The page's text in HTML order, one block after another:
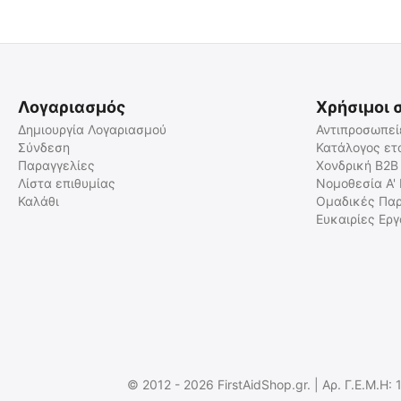
Αιμοστατική Λαβίδα "Kelly"
Ευθεία - 12,5 cm
02.09.0064
Βελονοκάτοχο 14cm
Άμεσα διαθέσιμο
Λογαριασμός
Δημιουργία Λογαριασμού
Σύνδεση
Παραγγελίες
Λίστα επιθυμίας
Καλάθι
Χρήσιμοι
Κατάλογος
Χονδρική B2B
Νομοθεσία Α'
Ομαδικές
Ευκαιρίες
© 2012 - 2026 FirstAidShop.gr. | Αρ. Γ.Ε.Μ.Η: